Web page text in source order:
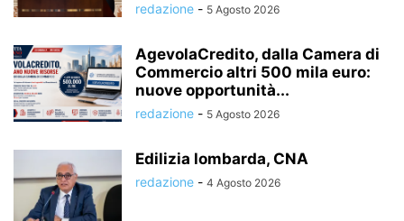
redazione - 5 Agosto 2026
AgevolaCredito, dalla Camera di
Commercio altri 500 mila euro:
nuove opportunità...
redazione - 5 Agosto 2026
Edilizia lombarda, CNA
redazione - 4 Agosto 2026